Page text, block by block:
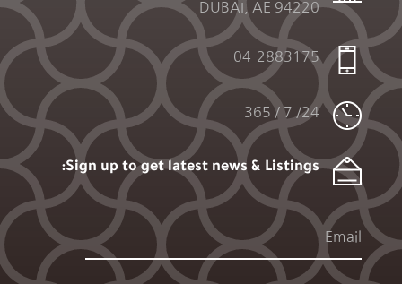
DUBAI, AE 94220
04-2883175
24/ 7 / 365
Sign up to get latest news & Listings: